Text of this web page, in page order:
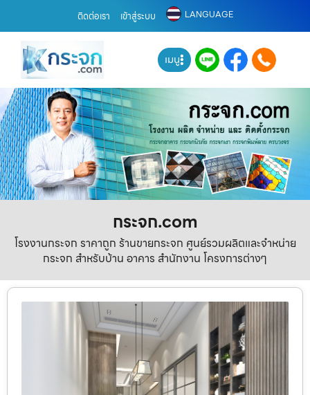
ติดต่อเรา เข้าสู่ระบบ LANGUAGE
เมนู
กระจก.com
โรงงานกระจก ราคาถูก ร้านขายกระจก ศูนย์รวมผลิตและจำหน่าย
กระจก สำหรับบ้าน อาคาร สำนักงาน โครงการต่างๆ